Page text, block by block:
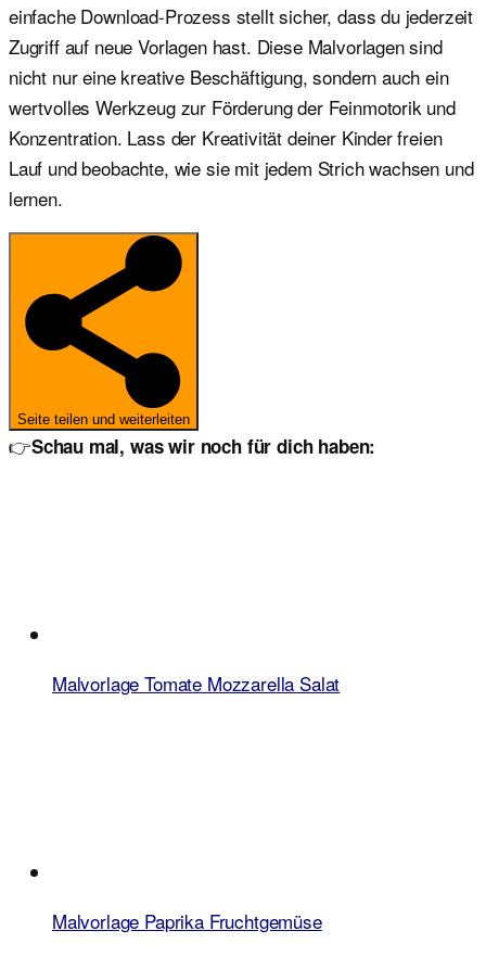
einfache Download-Prozess stellt sicher, dass du jederzeit
Zugriff auf neue Vorlagen hast. Diese Malvorlagen sind
nicht nur eine kreative Beschäftigung, sondern auch ein
wertvolles Werkzeug zur Förderung der Feinmotorik und
Konzentration. Lass der Kreativität deiner Kinder freien
Lauf und beobachte, wie sie mit jedem Strich wachsen und
lernen.
Seite teilen und weiterleiten
👉Schau mal, was wir noch für dich haben:
Malvorlage Tomate Mozzarella Salat
Malvorlage Paprika Fruchtgemüse